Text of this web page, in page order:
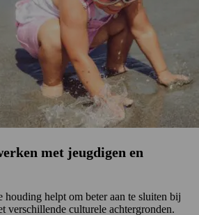
met jeugdigen en
houding helpt om beter aan te sluiten bij
verschillende culturele achtergronden.